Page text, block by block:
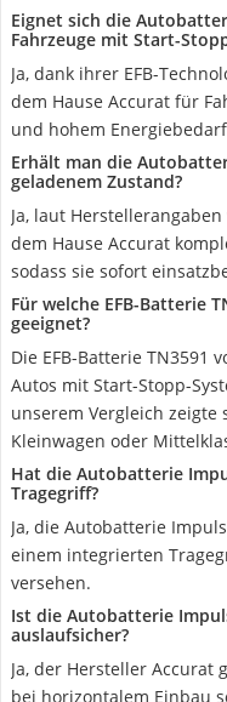
Eignet sich die
Fahrzeuge mit Start-
Ja, dank ihrer EFB-
dem Hause Accurat für
und hohem
Erhält man die
geladenem Zustand?
Ja, laut
dem Hause Accurat
sodass sie sofort
Für welche EFB-Batterie
geeignet?
Die EFB-Batterie TN3591
Autos mit Start-Stopp-
unserem Vergleich
Kleinwagen oder
Hat die Autobatterie
Tragegriff?
Ja, die Autobatterie
einem integrierten
versehen.
Ist die Autobatterie
auslaufsicher?
Ja, der Hersteller Accurat
bei horizontalem Einbau